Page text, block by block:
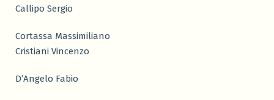
Callipo Sergio
Cortassa Massimiliano
Cristiani Vincenzo
D’Angelo Fabio